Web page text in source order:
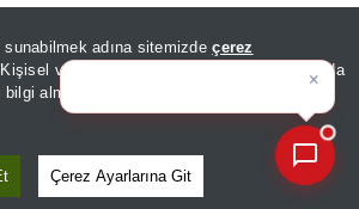
adına sitemizdeçerez
Kişisel verileriniz, KVKK ve GDPR kapsamında
bilgi almak için
Çerez Ayarlarına Git
Türkiye Gazetesi'ni Google
Ekle!
×
Günün spor, gündem ve